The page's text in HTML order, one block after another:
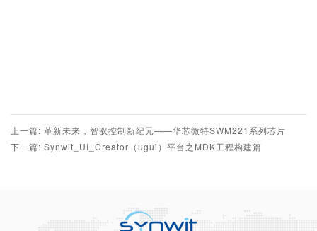
上一篇: 革新未来，智驭控制新纪元——华芯微特SWM221系列芯片
下一篇: Synwit_UI_Creator（ugui）平台之MDK工程构建篇